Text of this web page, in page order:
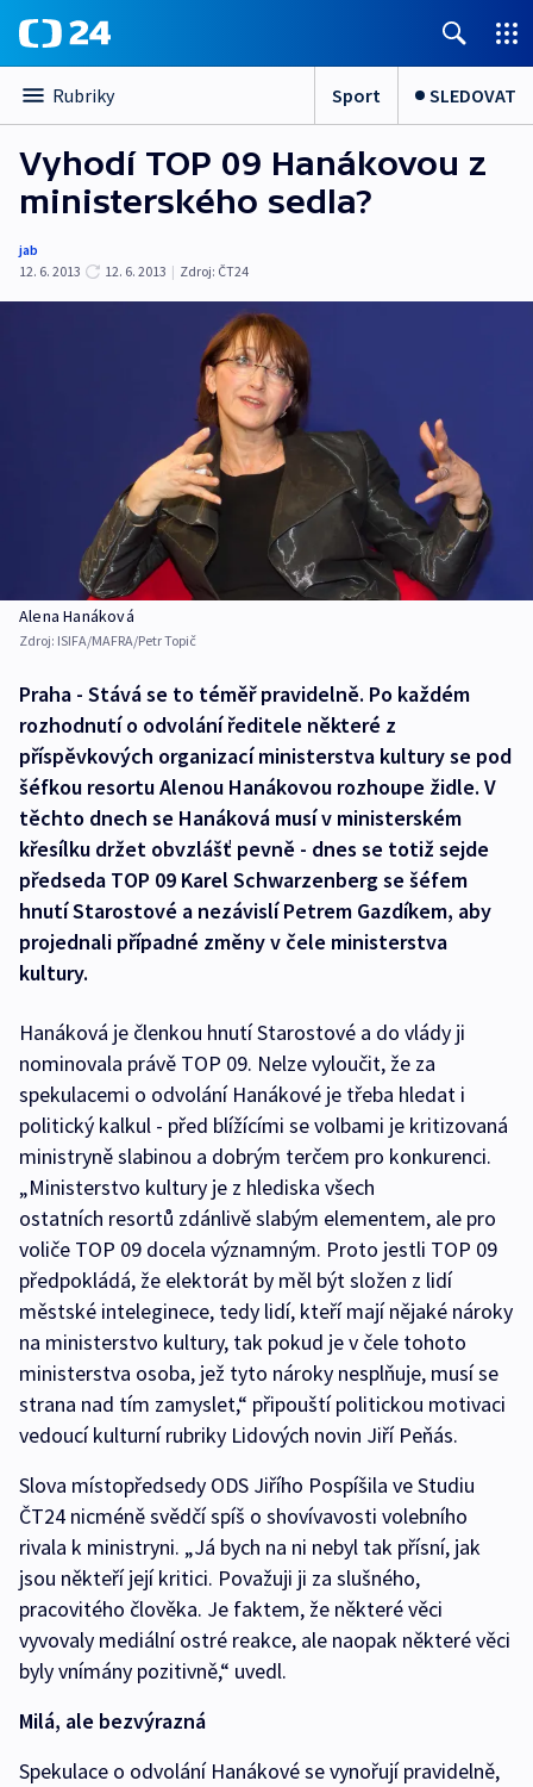
Rubriky Sport SLEDOVAT
Vyhodí TOP 09 Hanákovou z
ministerského sedla?
jab
12. 6. 2013
12. 6. 2013 | Zdroj: ČT24
Alena Hanáková
Zdroj: ISIFA/MAFRA/Petr Topič
Praha - Stává se to téměř pravidelně. Po každém
rozhodnutí o odvolání ředitele některé z
příspěvkových organizací ministerstva kultury se pod
šéfkou resortu Alenou Hanákovou rozhoupe židle. V
těchto dnech se Hanáková musí v ministerském
křesílku držet obvzlášť pevně - dnes se totiž sejde
předseda TOP 09 Karel Schwarzenberg se šéfem
hnutí Starostové a nezávislí Petrem Gazdíkem, aby
projednali případné změny v čele ministerstva
kultury.
Hanáková je členkou hnutí Starostové a do vlády ji
nominovala právě TOP 09. Nelze vyloučit, že za
spekulacemi o odvolání Hanákové je třeba hledat i
politický kalkul - před blížícími se volbami je kritizovaná
ministryně slabinou a dobrým terčem pro konkurenci.
„Ministerstvo kultury je z hlediska všech
ostatních resortů zdánlivě slabým elementem, ale pro
voliče TOP 09 docela významným. Proto jestli TOP 09
předpokládá, že elektorát by měl být složen z lidí
městské inteleginece, tedy lidí, kteří mají nějaké nároky
na ministerstvo kultury, tak pokud je v čele tohoto
ministerstva osoba, jež tyto nároky nesplňuje, musí se
strana nad tím zamyslet,“ připouští politickou motivaci
vedoucí kulturní rubriky Lidových novin Jiří Peňás.
Slova místopředsedy ODS Jiřího Pospíšila ve Studiu
ČT24 nicméně svědčí spíš o shovívavosti volebního
rivala k ministryni. „Já bych na ni nebyl tak přísní, jak
jsou někteří její kritici. Považuji ji za slušného,
pracovitého člověka. Je faktem, že některé věci
vyvovaly mediální ostré reakce, ale naopak některé věci
byly vnímány pozitivně,“ uvedl.
Milá, ale bezvýrazná
Spekulace o odvolání Hanákové se vynořují pravidelně,